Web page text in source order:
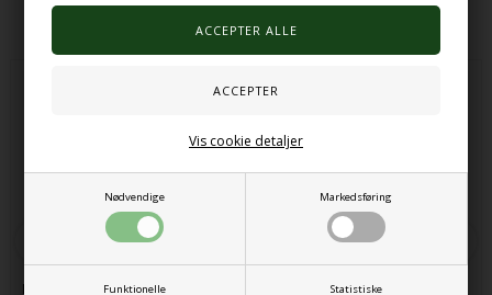
Nødvendige Markedsføring
Funktionelle Statistiske
Vis cookie detaljer
Alternative produkter
Naturlige træskiver 1 kg Happy Senso Sweetness